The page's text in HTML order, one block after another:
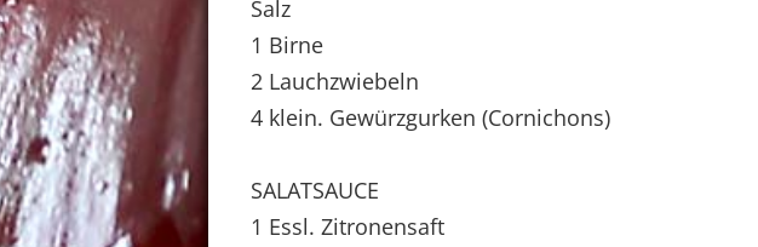
Salz
1 Birne
2 Lauchzwiebeln
4 klein. Gewürzgurken (Cornichons)
SALATSAUCE
1 Essl. Zitronensaft